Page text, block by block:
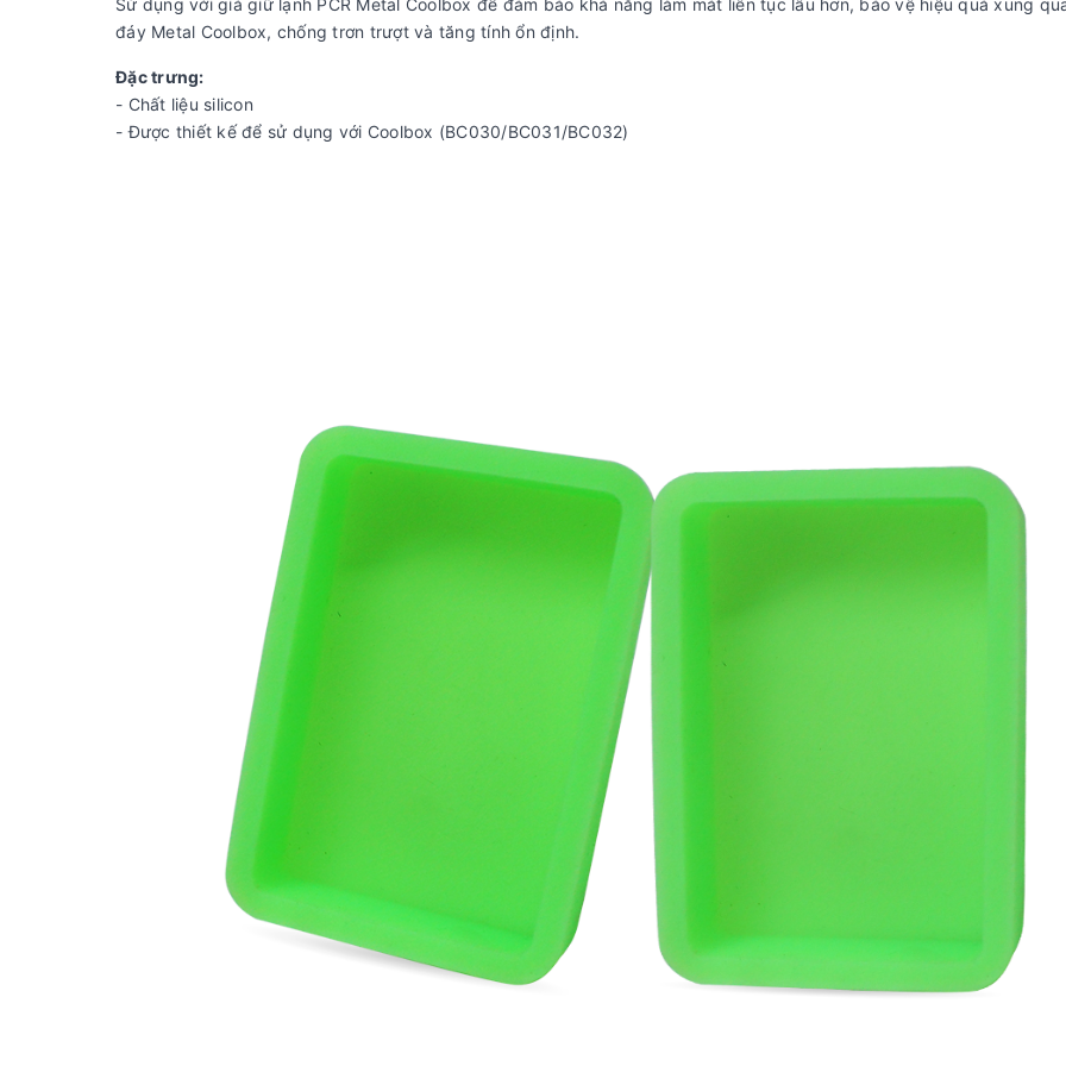
Sử dụng với giá giữ lạnh PCR Metal Coolbox để đảm bảo khả năng làm mát liên tục lâu hơn, bảo vệ hiệu quả xung
đáy Metal Coolbox, chống trơn trượt và tăng tính ổn định.
Đặc trưng:
- Chất liệu silicon
- Được thiết kế để sử dụng với Coolbox (BC030/BC031/BC032)